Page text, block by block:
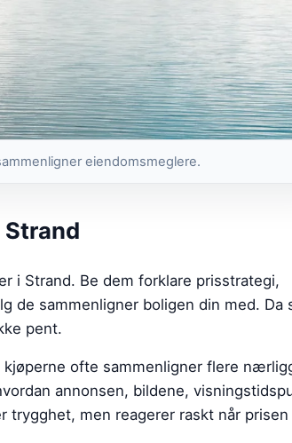
eiendomsmeglere.
i Strand. Be dem forklare prisstrategi,
de sammenligner boligen din med. Da
pent.
kjøperne ofte sammenligner flere
annonsen, bildene,
men reagerer raskt når prisen